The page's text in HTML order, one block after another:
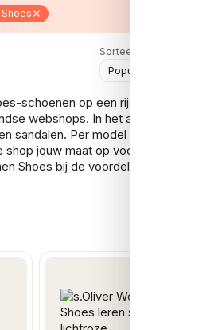
Sorteer:
schoenen op een rij, vergeleken
webshops. In het assortiment
sandalen. Per model zie je de
jouw maat op voorraad is,
Shoes bij de voordeligste shop